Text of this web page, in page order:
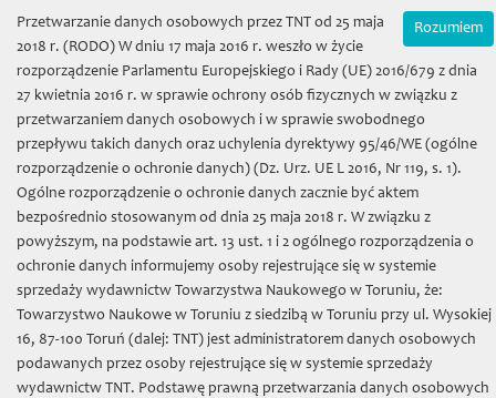
Zamówienia on-line
Wybierz język:
Mój koszyk | (0) 0 zł
Towarzystwo Naukowe w
Toruniu
Rozumiem
Przetwarzanie danych osobowych przez TNT od 25 maja
2018 r. (RODO) W dniu 17 maja 2016 r. weszło w życie
rozporządzenie Parlamentu Europejskiego i Rady (UE) 2016/679 z dnia
27 kwietnia 2016 r. w sprawie ochrony osób fizycznych w związku z
przetwarzaniem danych osobowych i w sprawie swobodnego
przepływu takich danych oraz uchylenia dyrektywy 95/46/WE (ogólne
rozporządzenie o ochronie danych) (Dz. Urz. UE L 2016, Nr 119, s. 1).
Ogólne rozporządzenie o ochronie danych zacznie być aktem
bezpośrednio stosowanym od dnia 25 maja 2018 r. W związku z
powyższym, na podstawie art. 13 ust. 1 i 2 ogólnego rozporządzenia o
ochronie danych informujemy osoby rejestrujące się w systemie
sprzedaży wydawnictw Towarzystwa Naukowego w Toruniu, że:
Towarzystwo Naukowe w Toruniu z siedzibą w Toruniu przy ul. Wysokiej
16, 87-100 Toruń (dalej: TNT) jest administratorem danych osobowych
podawanych przez osoby rejestrujące się w systemie sprzedaży
wydawnictw TNT. Podstawę prawną przetwarzania danych osobowych